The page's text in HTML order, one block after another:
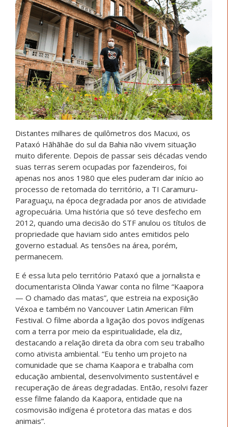
Distantes milhares de quilômetros dos Macuxi, os
Pataxó Hãhãhãe do sul da Bahia não vivem situação
muito diferente. Depois de passar seis décadas vendo
suas terras serem ocupadas por fazendeiros, foi
apenas nos anos 1980 que eles puderam dar início ao
processo de retomada do território, a TI Caramuru-
Paraguaçu, na época degradada por anos de atividade
agropecuária. Uma história que só teve desfecho em
2012, quando uma decisão do STF anulou os títulos de
propriedade que haviam sido antes emitidos pelo
governo estadual. As tensões na área, porém,
permanecem.
E é essa luta pelo território Pataxó que a jornalista e
documentarista Olinda Yawar conta no filme “Kaapora
— O chamado das matas”, que estreia na exposição
Véxoa e também no Vancouver Latin American Film
Festival. O filme aborda a ligação dos povos indígenas
com a terra por meio da espiritualidade, ela diz,
destacando a relação direta da obra com seu trabalho
como ativista ambiental. “Eu tenho um projeto na
comunidade que se chama Kaapora e trabalha com
educação ambiental, desenvolvimento sustentável e
recuperação de áreas degradadas. Então, resolvi fazer
esse filme falando da Kaapora, entidade que na
cosmovisão indígena é protetora das matas e dos
animais”.